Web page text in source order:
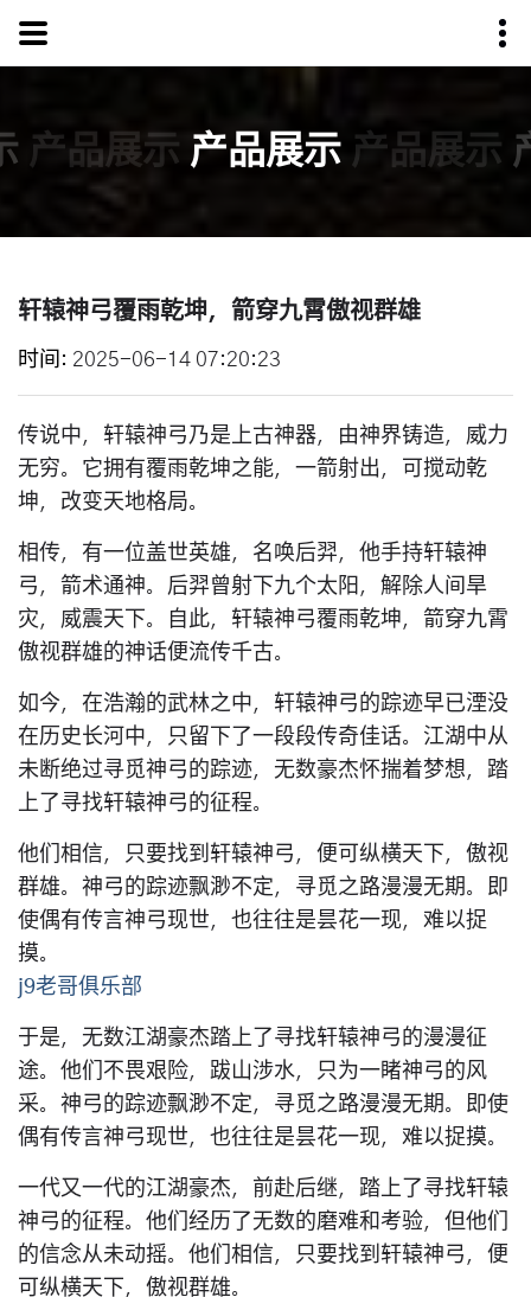
产品展示 产品展示 产品展示
轩辕神弓覆雨乾坤，箭穿九霄傲视群雄
时间 2025-06-14 07:20:23
传说中，轩辕神弓乃是上古神器，由神界铸造，威力
无穷。它拥有覆雨乾坤之能，一箭射出，可搅动乾
坤，改变天地格局。
相传，有一位盖世英雄，名唤后羿，他手持轩辕神
弓，箭术通神。后羿曾射下九个太阳，解除人间旱
灾，威震天下。自此，轩辕神弓覆雨乾坤，箭穿九霄
傲视群雄的神话便流传千古。
如今，在浩瀚的武林之中，轩辕神弓的踪迹早已湮没
在历史长河中，只留下了一段段传奇佳话。江湖中从
未断绝过寻觅神弓的踪迹，无数豪杰怀揣着梦想，踏
上了寻找轩辕神弓的征程。
他们相信，只要找到轩辕神弓，便可纵横天下，傲视
群雄。神弓的踪迹飘渺不定，寻觅之路漫漫无期。即
使偶有传言神弓现世，也往往是昙花一现，难以捉
摸。
j9老哥俱乐部
于是，无数江湖豪杰踏上了寻找轩辕神弓的漫漫征
途。他们不畏艰险，跋山涉水，只为一睹神弓的风
采。神弓的踪迹飘渺不定，寻觅之路漫漫无期。即使
偶有传言神弓现世，也往往是昙花一现，难以捉摸。
一代又一代的江湖豪杰，前赴后继，踏上了寻找轩辕
神弓的征程。他们经历了无数的磨难和考验，但他们
的信念从未动摇。他们相信，只要找到轩辕神弓，便
可纵横天下，傲视群雄。